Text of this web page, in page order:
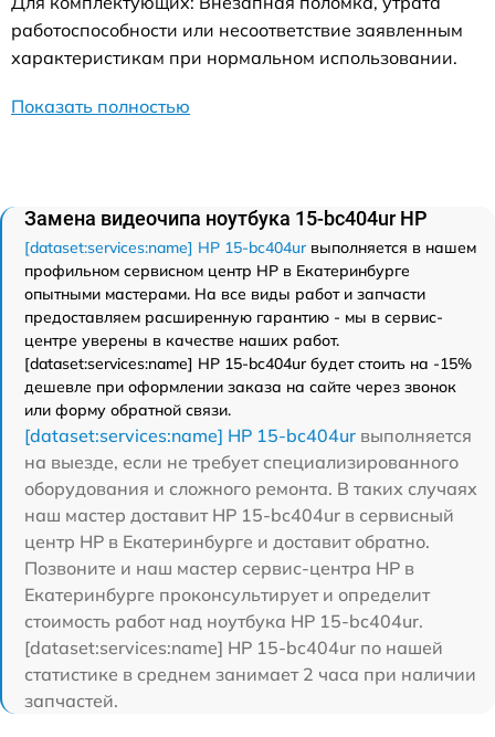
работоспособности или несоответствие заявленным
характеристикам при нормальном использовании.
Показать полностью
Замена видеочипа ноутбука 15-bc404ur HP
[dataset:services:name] HP 15-bc404urвыполняется в нашем
профильном сервисном центр HP в Екатеринбурге
опытными мастерами. На все виды работ и запчасти
предоставляем расширенную гарантию - мы в сервис-
центре уверены в качестве наших работ.
[dataset:services:name] HP 15-bc404ur будет стоить на -15%
дешевле при оформлении заказа на сайте через звонок
или форму обратной связи.
[dataset:services:name] HP 15-bc404ur выполняется
на выезде, если не требует специализированного
оборудования и сложного ремонта. В таких случаях
наш мастер доставит HP 15-bc404ur в сервисный
центр HP в Екатеринбурге и доставит обратно.
Позвоните и наш мастер сервис-центра HP в
Екатеринбурге проконсультирует и определит
стоимость работ над ноутбука HP 15-bc404ur.
[dataset:services:name] HP 15-bc404ur по нашей
статистике в среднем занимает 2 часа при наличии
запчастей.